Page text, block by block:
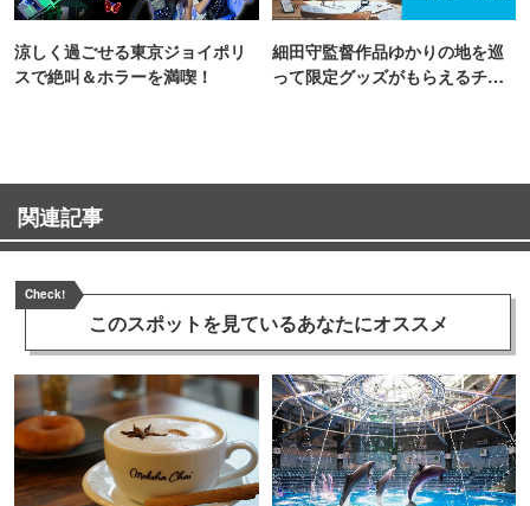
涼しく過ごせる東京ジョイポリ
スで絶叫＆ホラーを満喫！
細田守監督作品ゆかりの地を巡
って限定グッズがもらえるチャ
関連記事
Check!
このスポットを見ているあなたにオススメ